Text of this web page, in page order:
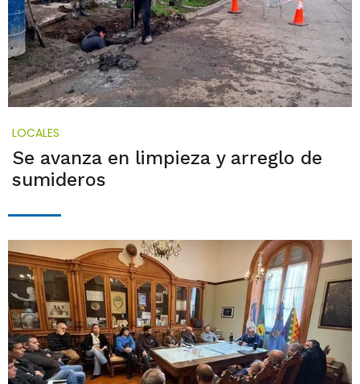
LOCALES
Se avanza en limpieza y arreglo de
sumideros